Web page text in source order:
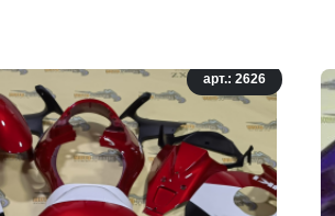
арт.: 2626